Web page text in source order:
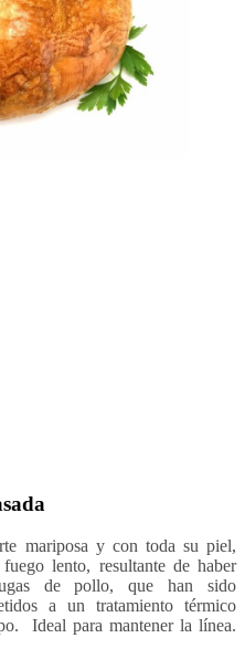
mariposa y con toda su piel,
lento, resultante de haber
de pollo, que han sido
a un tratamiento térmico
Ideal para mantener la línea.